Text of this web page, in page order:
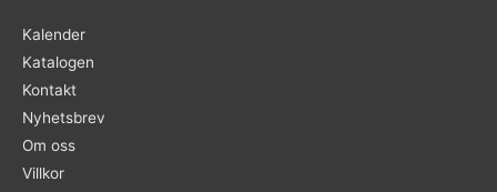
Kalender
Katalogen
Kontakt
Nyhetsbrev
Om oss
Villkor